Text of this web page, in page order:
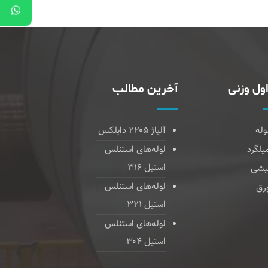
وزنی آخرین مطالب
آلیاژ ۲۲۰۵ دابلکس
لوله‌های استنلس
استیل ۳۱۶
لوله‌های استنلس
استیل ۳۲۱
لوله‌های استنلس
استیل ۳۰۴